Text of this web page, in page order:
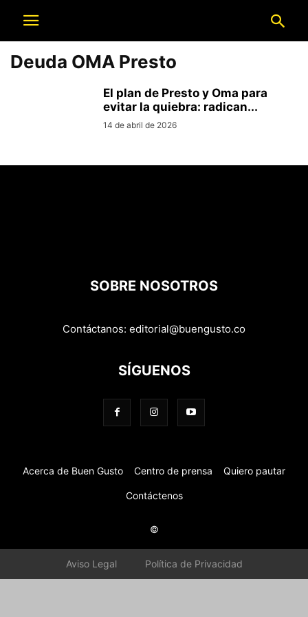
Deuda OMA Presto
El plan de Presto y Oma para
evitar la quiebra: radican...
14 de abril de 2026
SOBRE NOSOTROS
Contáctanos: editorial@buengusto.co
SÍGUENOS
Acerca de Buen Gusto Centro de prensa Quiero pautar
Contáctenos
©
Aviso Legal Política de Privacidad